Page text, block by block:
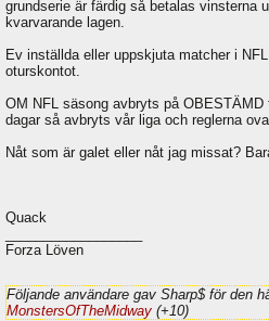
grundserie är färdig så betalas vinsterna
kvarvarande lagen.
Ev inställda eller uppskjuta matcher i
oturskontot.
OM NFL säsong avbryts på
dagar så avbryts vår liga och reglerna
Nåt som är galet eller nåt jag missat?
Quack
Forza Löven
Följande användare gav Sharp$ för den
MonstersOfTheMidway (+10)